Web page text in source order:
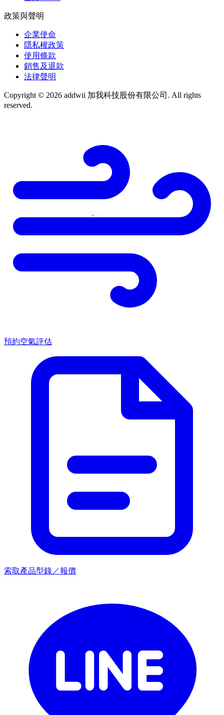
政策與聲明
企業使命
隱私權政策
使用條款
銷售及退款
法律聲明
Copyright © 2026 addwii 加我科技股份有限公司. All rights
reserved.
預約空氣評估
索取產品型錄／報價